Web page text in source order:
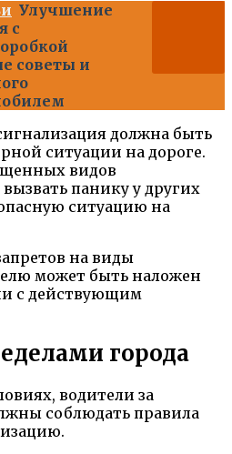
Улучшение
с
советы и
должна быть
ситуации на дороге.
видов
панику у других
ситуацию на
на виды
может быть наложен
с действующим
города
водители за
соблюдать правила